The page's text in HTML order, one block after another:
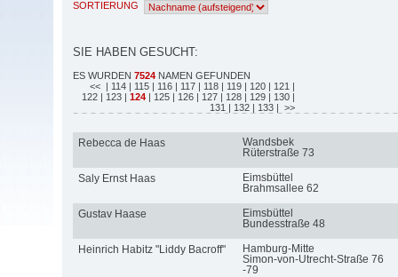
SORTIERUNG
SIE HABEN GESUCHT:
ES WURDEN 7524 NAMEN GEFUNDEN
<< | 114 | 115 | 116 | 117 | 118 | 119 | 120 | 121 |
122 | 123 | 124 | 125 | 126 | 127 | 128 | 129 | 130 |
131 | 132 | 133 | >>
Rebecca de Haas
Wandsbek
Rüterstraße 73
Saly Ernst Haas
Eimsbüttel
Brahmsallee 62
Gustav Haase
Eimsbüttel
Bundesstraße 48
Heinrich Habitz "Liddy Bacroff"
Hamburg-Mitte
Simon-von-Utrecht-Straße 76
-79